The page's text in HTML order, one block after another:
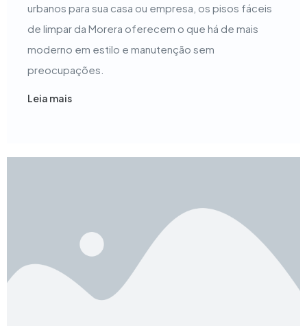
urbanos para sua casa ou empresa, os pisos fáceis
de limpar da Morera oferecem o que há de mais
moderno em estilo e manutenção sem
preocupações.
Leia mais